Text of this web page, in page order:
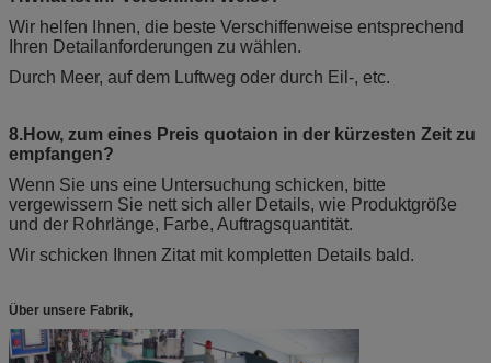
Wir helfen Ihnen, die beste Verschiffenweise entsprechend
Ihren Detailanforderungen zu wählen.
Durch Meer, auf dem Luftweg oder durch Eil-, etc.
8.How, zum eines Preis quotaion in der kürzesten Zeit zu
empfangen?
Wenn Sie uns eine Untersuchung schicken, bitte
vergewissern Sie nett sich aller Details, wie Produktgröße
und der Rohrlänge, Farbe, Auftragsquantität.
Wir schicken Ihnen Zitat mit kompletten Details bald.
Über unsere Fabrik,